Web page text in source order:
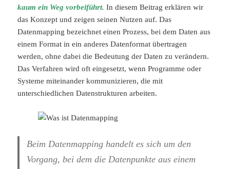
kaum ein Weg vorbeiführt. In diesem Beitrag erklären wir
das Konzept und zeigen seinen Nutzen auf. Das
Datenmapping bezeichnet einen Prozess, bei dem Daten aus
einem Format in ein anderes Datenformat übertragen
werden, ohne dabei die Bedeutung der Daten zu verändern.
Das Verfahren wird oft eingesetzt, wenn Programme oder
Systeme miteinander kommunizieren, die mit
unterschiedlichen Datenstrukturen arbeiten.
Beim Datenmapping handelt es sich um den
Vorgang, bei dem die Datenpunkte aus einem